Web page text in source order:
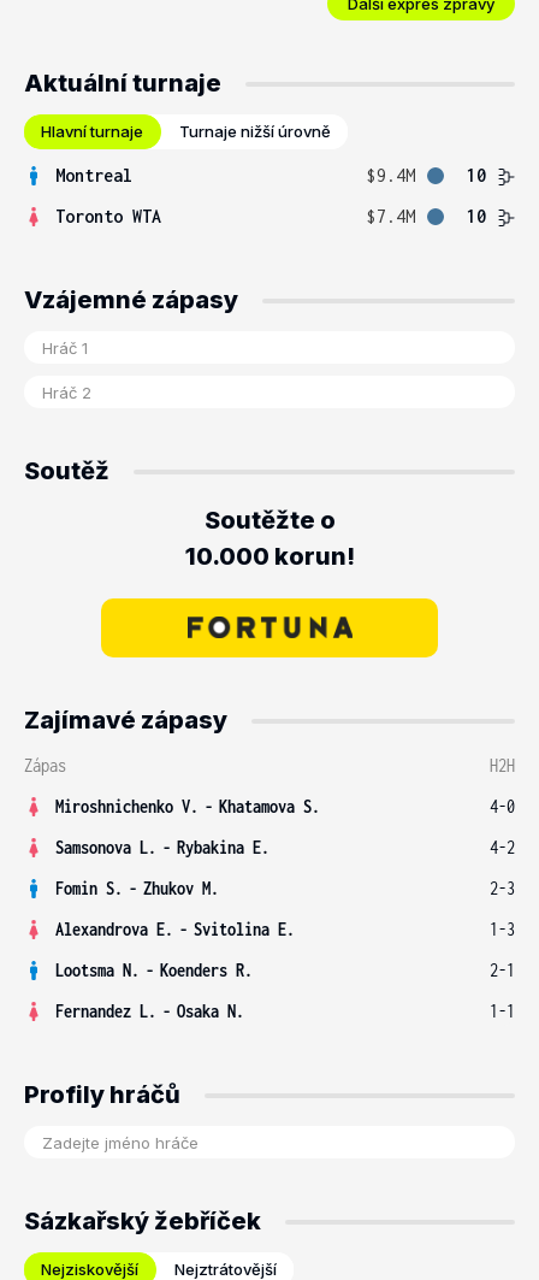
Aktuální turnaje
Hlavní turnaje Turnaje nižší úrovně
Montreal $9.4M
10
Toronto WTA
$7.4M 10
Vzájemné zápasy
Soutěž
Soutěžte o
10.000 korun!
Zajímavé zápasy
Zápas
H2H
Miroshnichenko V. - Khatamova S.
4-0
Samsonova L. - Rybakina E.
4-2
Fomin S. - Zhukov M.
2-3
Alexandrova E. - Svitolina E.
1-3
Lootsma N. - Koenders R.
2-1
Fernandez L. - Osaka N. 1-1
Profily hráčů
Sázkařský žebříček
Nejziskovější Nejztrátovější